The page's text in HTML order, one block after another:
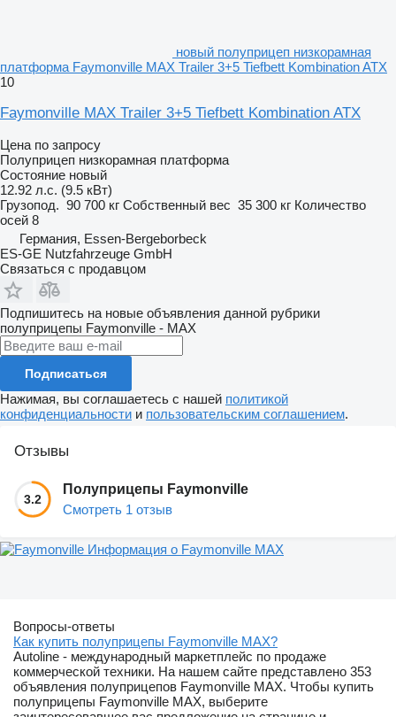
новый полуприцеп низкорамная
платформа Faymonville MAX Trailer 3+5 Tiefbett Kombination ATX
10
Faymonville MAX Trailer 3+5 Tiefbett Kombination ATX
Цена по запросу
Полуприцеп низкорамная платформа
Состояние новый
12.92 л.с. (9.5 кВт)
Грузопод. 90 700 кг Собственный вес 35 300 кг Количество
осей 8
Германия, Essen-Bergeborbeck
ES-GE Nutzfahrzeuge GmbH
Связаться с продавцом
Подпишитесь на новые объявления данной рубрики
полуприцепы Faymonville - MAX
Подписаться
Нажимая, вы соглашаетесь с нашей политикой
конфиденциальности и пользовательским соглашением.
Отзывы
3.2
Полуприцепы Faymonville
Смотреть 1 отзыв
Информация о Faymonville MAX
Вопросы-ответы
Как купить полуприцепы Faymonville MAX?
Autoline - международный маркетплейс по продаже
коммерческой техники. На нашем сайте представлено 353
объявления полуприцепов Faymonville MAX. Чтобы купить
полуприцепы Faymonville MAX, выберите